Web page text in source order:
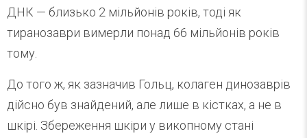
ДНК — близько 2 мільйонів років, тоді як
тиранозаври вимерли понад 66 мільйонів років
тому.
До того ж, як зазначив Гольц, колаген динозаврів
дійсно був знайдений, але лише в кістках, а не в
шкірі. Збереження шкіри у викопному стані